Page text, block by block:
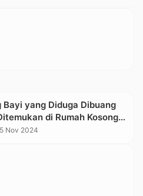
Bayi yang Diduga Dibuang
di Rumah Kosong
Rembon
Nov 2024